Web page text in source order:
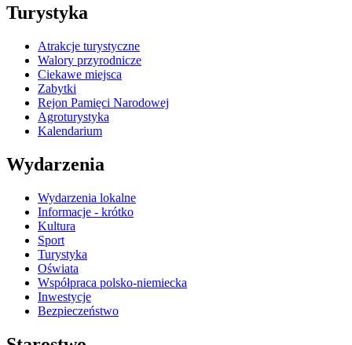
Turystyka
Atrakcje turystyczne
Walory przyrodnicze
Ciekawe miejsca
Zabytki
Rejon Pamięci Narodowej
Agroturystyka
Kalendarium
Wydarzenia
Wydarzenia lokalne
Informacje - krótko
Kultura
Sport
Turystyka
Oświata
Współpraca polsko-niemiecka
Inwestycje
Bezpieczeństwo